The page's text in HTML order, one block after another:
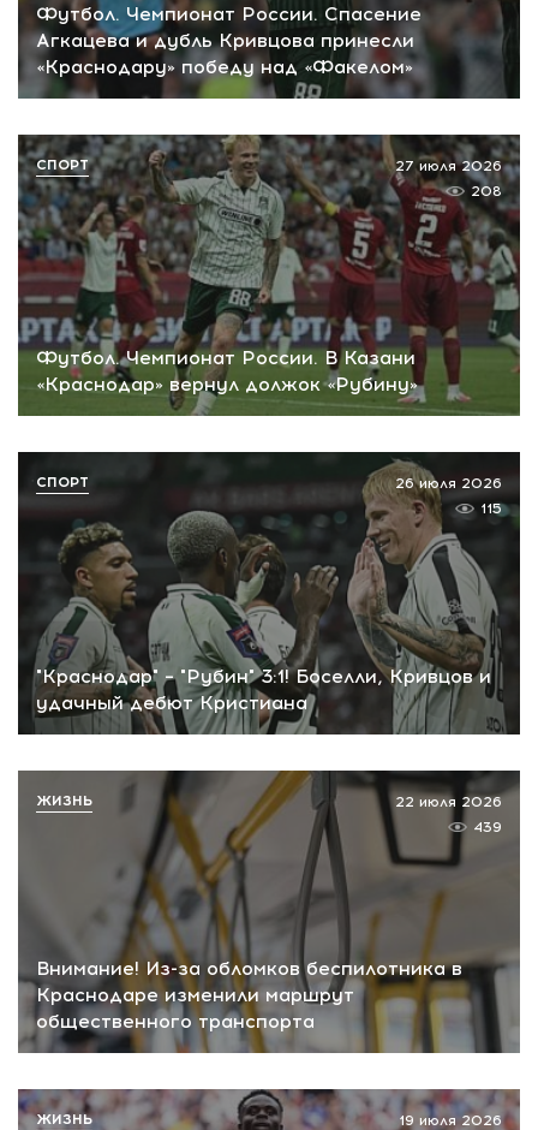
Футбол. Чемпионат России. Спасение
Агкацева и дубль Кривцова принесли
«Краснодару» победу над «Факелом»
Футбол. Чемпионат России. В Казани
«Краснодар» вернул должок «Рубину»
27 июля 2026
208
СПОРТ
"Краснодар" – "Рубин" 3:1! Боселли, Кривцов и
удачный дебют Кристиана
26 июля 2026
115
СПОРТ
Внимание! Из-за обломков беспилотника в
Краснодаре изменили маршрут
общественного транспорта
22 июля 2026
439
ЖИЗНЬ
19 июля 2026
ЖИЗНЬ